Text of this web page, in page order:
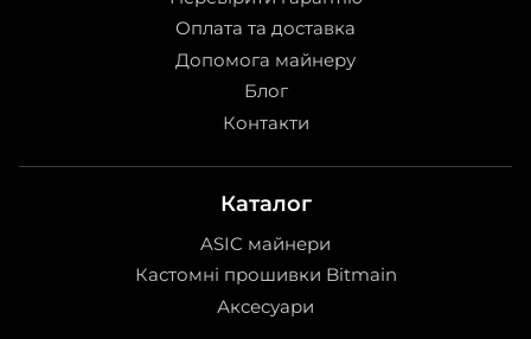
Оплата та доставка
Допомога майнеру
Блог
Контакти
Каталог
ASIC майнери
Кастомні прошивки Bitmain
Аксесуари